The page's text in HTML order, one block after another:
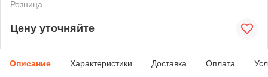
Розница
Цену уточняйте
Описание Характеристики Доставка Оплата